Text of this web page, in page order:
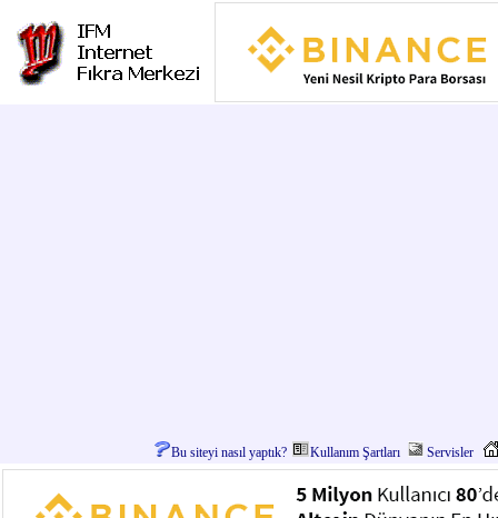
Bu siteyi nasıl yaptık? Kullanım Şartları Servisler